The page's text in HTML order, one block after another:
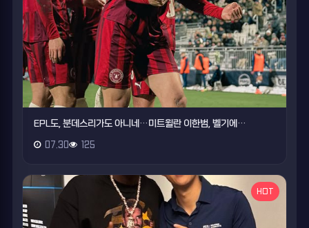
EPL도, 분데스리가도 아니네…미트윌란 이한범, 벨기에…
07.30 125
HOT